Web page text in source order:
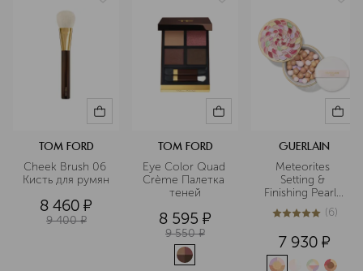
TOM FORD
Cheek Brush 06
Кисть для румян
8 460 ¤
9 400 ¤
TOM FORD
Eye Color Quad
Crème Палетка
теней
8 595 ¤
9 550 ¤
GUERLAIN
Meteorites
Setting &
Finishing Pearls
of Powder
Пудра для лица
5из 56 (6)
7 930 ¤